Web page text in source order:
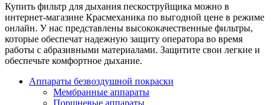
Купить фильтр для дыхания пескоструйщика можно в
интернет-магазине Красмеханика по выгодной цене в режиме
онлайн. У нас представлены высококачественные фильтры,
которые обеспечат надежную защиту оператора во время
работы с абразивными материалами. Защитите свои легкие и
обеспечьте комфортное дыхание.
Аппараты безвоздушной покраски
Мембранные аппараты
Поршневые аппараты